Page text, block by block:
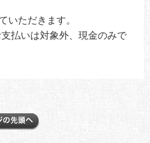
いただきます。
払いは対象外、現金のみで